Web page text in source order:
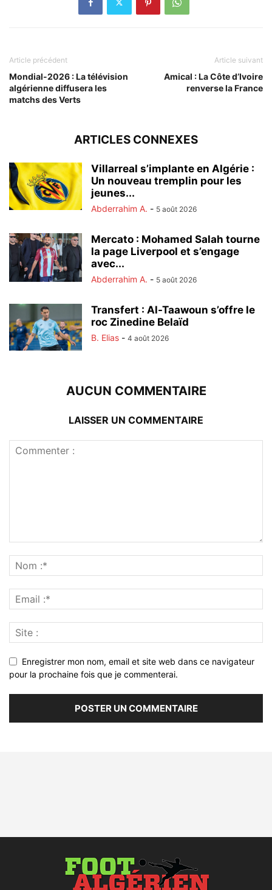
Article précédent
Mondial-2026 : La télévision
algérienne diffusera les
matchs des Verts
Article suivant
Amical : La Côte d’Ivoire
renverse la France
ARTICLES CONNEXES
Villarreal s’implante en Algérie :
Un nouveau tremplin pour les
jeunes...
Abderrahim A. - 5 août 2026
Mercato : Mohamed Salah tourne
la page Liverpool et s’engage
avec...
Abderrahim A. - 5 août 2026
Transfert : Al-Taawoun s’offre le
roc Zinedine Belaïd
B. Elias - 4 août 2026
AUCUN COMMENTAIRE
LAISSER UN COMMENTAIRE
Enregistrer mon nom, email et site web dans ce navigateur
pour la prochaine fois que je commenterai.